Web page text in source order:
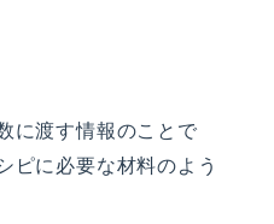
に渡す情報のことで
ピに必要な材料のよう